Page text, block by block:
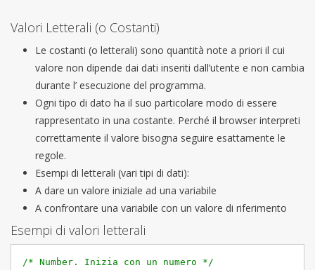
Valori Letterali (o Costanti)
Le costanti (o letterali) sono quantità note a priori il cui
valore non dipende dai dati inseriti dall’utente e non cambia
durante l’ esecuzione del programma.
Ogni tipo di dato ha il suo particolare modo di essere
rappresentato in una costante. Perché il browser interpreti
correttamente il valore bisogna seguire esattamente le
regole.
Esempi di letterali (vari tipi di dati):
A dare un valore iniziale ad una variabile
A confrontare una variabile con un valore di riferimento
Esempi di valori letterali
/* Number. Inizia con un numero */